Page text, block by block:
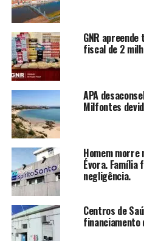
GNR
fiscal de 2
APA
Milfontes
Homem morre
Évora. Família
negligência.
Centros de
financiamento